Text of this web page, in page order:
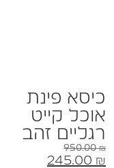
כיסא פינת
אוכל קייט
רגליים זהב
950.00
245.00